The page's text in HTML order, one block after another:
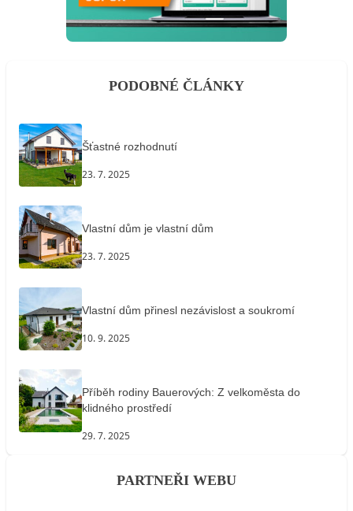
PODOBNÉ ČLÁNKY
Šťastné rozhodnutí
23. 7. 2025
Vlastní dům je vlastní dům
23. 7. 2025
Vlastní dům přinesl nezávislost a soukromí
10. 9. 2025
Příběh rodiny Bauerových: Z velkoměsta do
klidného prostředí
29. 7. 2025
PARTNEŘI WEBU